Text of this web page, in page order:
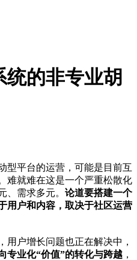
的非专业胡
型平台的运营，可能是目前互
难就难在这是一个严重松散化
、需求多元。 论道要搭建一个
用户和内容，取决于社区运营
用户增长问题也正在解决中，
专业化“价值”的转化与跨越 ，